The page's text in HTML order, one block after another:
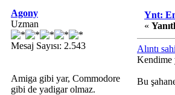
Agony
Uzman
Mesaj Sayısı: 2.543
Amiga gibi yar, Commodore
gibi de yadigar olmaz.
Ynt:
«
Alıntı
Kendime
Bu